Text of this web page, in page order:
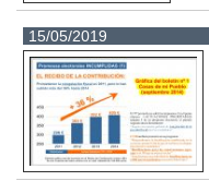
15/05/2019